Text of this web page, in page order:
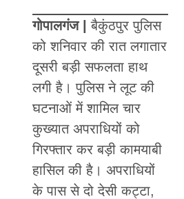
गोपालगंज | बैकुंठपुर पुलिस
को शनिवार की रात लगातार
दूसरी बड़ी सफलता हाथ
लगी है। पुलिस ने लूट की
घटनाओं में शामिल चार
कुख्यात अपराधियों को
गिरफ्तार कर बड़ी कामयाबी
हासिल की है। अपराधियों
के पास से दो देसी कट्टा,